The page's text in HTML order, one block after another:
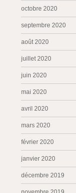
octobre 2020
septembre 2020
août 2020
juillet 2020
juin 2020
mai 2020
avril 2020
mars 2020
février 2020
janvier 2020
décembre 2019